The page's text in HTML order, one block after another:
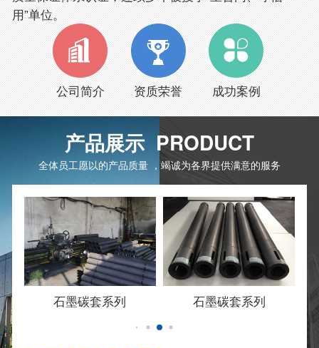
用”单位。
公司简介 资质荣誉 成功案例
产品展示 PRODUCT
全体员工愿以的产品质量 ，竭诚为各界提供满意的服务
石墨碳套系列 石墨碳套系列